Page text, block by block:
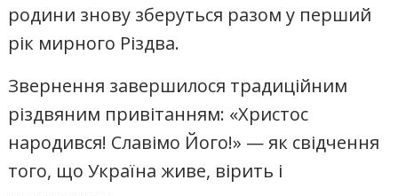
родини знову зберуться разом у перший
рік мирного Різдва.
Звернення завершилося традиційним
різдвяним привітанням: «Христос
народився! Славімо Його!» — як свідчення
того, що Україна живе, вірить і